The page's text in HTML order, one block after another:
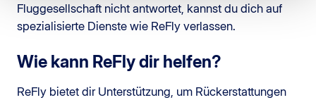
Fluggesellschaft nicht antwortet, kannst du dich auf
spezialisierte Dienste wie ReFly verlassen.
Wie kann ReFly dir helfen?
ReFly bietet dir Unterstützung, um Rückerstattungen